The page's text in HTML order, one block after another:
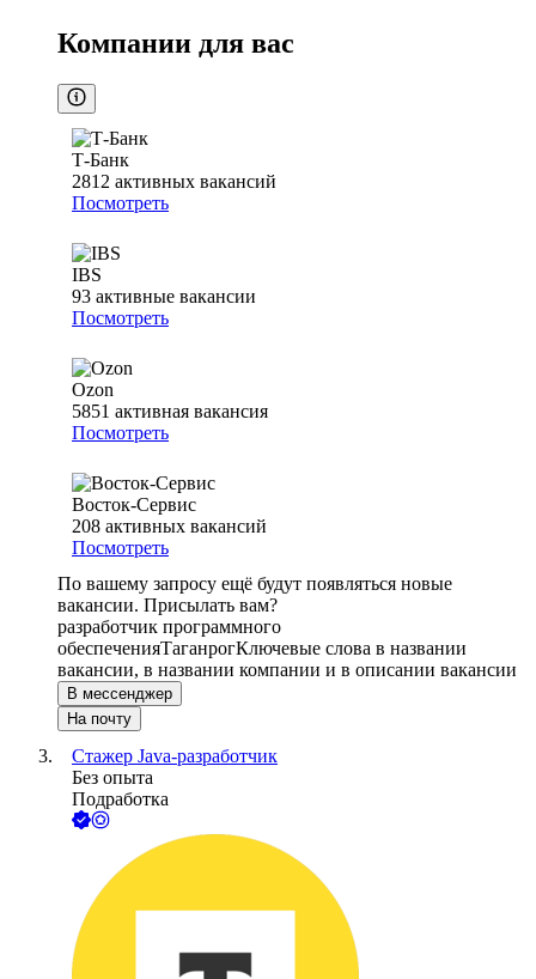
Компании для вас
Т-Банк
2812 активных вакансий
Посмотреть
IBS
93 активные вакансии
Посмотреть
Ozon
5851 активная вакансия
Посмотреть
Восток-Сервис
208 активных вакансий
Посмотреть
По вашему запросу ещё будут появляться новые
вакансии. Присылать вам?
разработчик программного
обеспеченияТаганрогКлючевые слова в названии
вакансии, в названии компании и в описании вакансии
В мессенджер
На почту
Стажер Java-разработчик
Без опыта
Подработка